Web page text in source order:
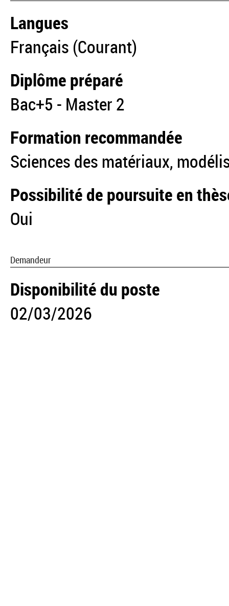
Langues
Français (Courant)
Diplôme préparé
Bac+5 - Master 2
Formation recommandée
Sciences des matériaux,
Possibilité de poursuite en
Oui
Demandeur
Disponibilité du poste
02/03/2026